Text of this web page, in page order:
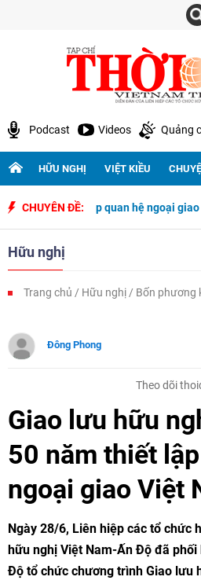
Podcast Videos Quảng
HỮU NGHỊ VIỆT KIỀU
CHUYÊN ĐỀ:
thiết lập quan hệ ngoại giao Việt
Hữu nghị
Trang chủ Hữu nghị Bốn phương
Đông Phong
Theo dõi
Giao lưu hữu
50 năm thiết
ngoại giao Việt
Ngày 28/6, Liên hiệp các tổ chức
hữu nghị Việt Nam-Ấn Độ đã
Độ tổ chức chương trình Giao lưu